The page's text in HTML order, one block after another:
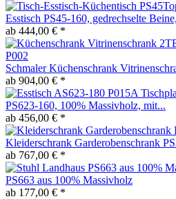
Esstisch PS45-160, gedrechselte
ab 444,00 € *
Schmaler Küchenschrank
ab 904,00 € *
PS623-160, 100% Massivholz, mit...
ab 456,00 € *
Kleiderschrank Garderobenschrank
ab 767,00 € *
PS663 aus 100% Massivholz
ab 177,00 € *